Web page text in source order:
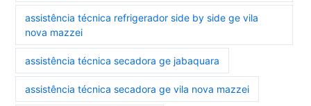
assistência técnica refrigerador side by side ge vila
nova mazzei
assistência técnica secadora ge jabaquara
assistência técnica secadora ge vila nova mazzei